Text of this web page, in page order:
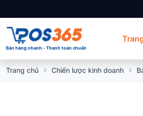
Bán hàng nhanh - Thanh toán chuẩn
Trang chủ Chiến lược kinh doanh